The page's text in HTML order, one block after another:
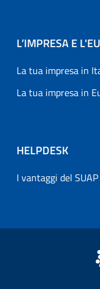
L’IMPRESA E
La tua impresa in
La tua impresa in
HELPDESK
I vantaggi del